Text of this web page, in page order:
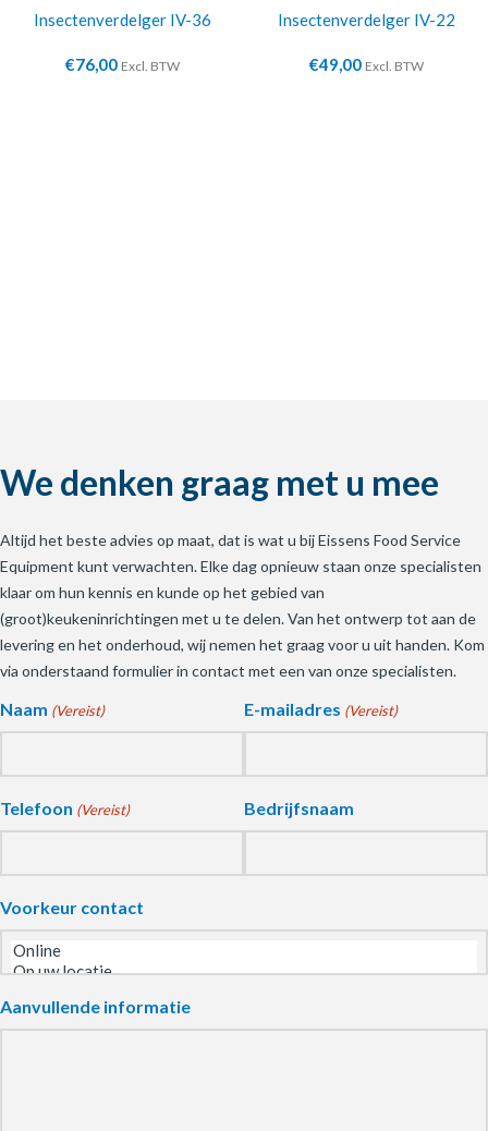
Insectenverdelger IV-36
€76,00 Excl. BTW
Insectenverdelger IV-22
€49,00 Excl. BTW
We denken graag met u mee
Altijd het beste advies op maat, dat is wat u bij Eissens Food Service
Equipment kunt verwachten. Elke dag opnieuw staan onze specialisten
klaar om hun kennis en kunde op het gebied van
(groot)keukeninrichtingen met u te delen. Van het ontwerp tot aan de
levering en het onderhoud, wij nemen het graag voor u uit handen. Kom
via onderstaand formulier in contact met een van onze specialisten.
Naam (Vereist) E-mailadres (Vereist)
Telefoon (Vereist) Bedrijfsnaam
Voorkeur contact
Aanvullende informatie